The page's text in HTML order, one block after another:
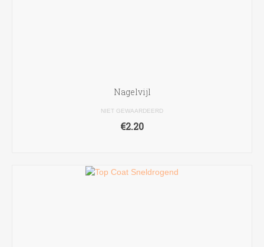
Nagelvijl
NIET GEWAARDEERD
€2.20